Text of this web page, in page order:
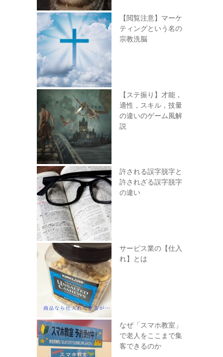
【閲覧注意】マーケ
ティングという名の
宗教洗脳
【ステ振り】才能，
適性，スキル，技量
の違いのゲーム風解
説
許される誤字脱字と
許されざる誤字脱字
の違い
サービス業の【仕入
れ】とは
なぜ「スマホ教室」
で老人をここまで集
客できるのか